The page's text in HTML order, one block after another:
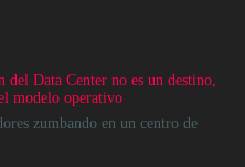
del Data Center no es un destino,
modelo operativo
zumbando en un centro de